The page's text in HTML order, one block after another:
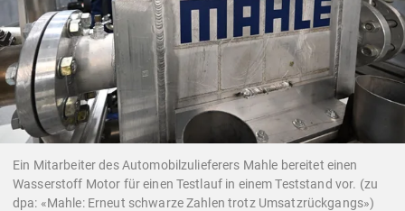
Ein Mitarbeiter des Automobilzulieferers Mahle bereitet einen
Wasserstoff Motor für einen Testlauf in einem Teststand vor. (zu
dpa: «Mahle: Erneut schwarze Zahlen trotz Umsatzrückgangs»)